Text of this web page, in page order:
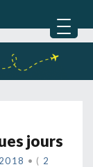
jours
• ( 2